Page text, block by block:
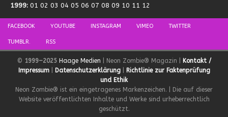
1999: 01 02 03 04 05 06 07 08 09 10 11 12
FACEBOOK YOUTUBE INSTAGRAM VIMEO TWITTER
TUMBLR. RSS
© 1999–2025 Haage Medien | Neon Zombie® Magazin |
Kontakt /
Impressum| Datenschutzerklärung|
Richtlinie zur Faktenprüfung
und Ethik
Neon Zombie® ist ein eingetragenes Markenzeichen. | Die auf dieser
Website veröffentlichten Inhalte und Werke sind urheberrechtlich
geschützt.